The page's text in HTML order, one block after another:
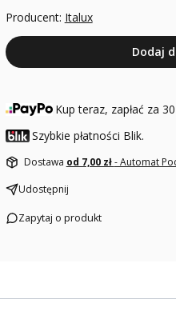
Producent: Italux
Dodaj
Kup teraz, zapłać za
Szybkie płatności Blik.
Dostawa od 7,00 zł- Automat
Udostępnij
Zapytaj o produkt